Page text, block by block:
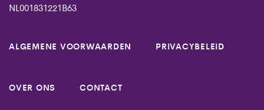
NL001831221B63
ALGEMENE VOORWAARDEN PRIVACYBELEID
OVER ONS CONTACT